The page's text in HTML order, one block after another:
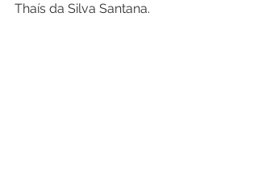
Thaís da Silva Santana.